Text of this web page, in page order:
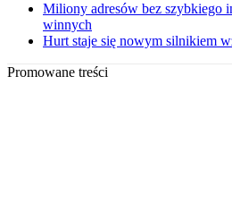
Miliony adresów bez szybkiego
winnych
Hurt staje się nowym silnikiem
Promowane treści